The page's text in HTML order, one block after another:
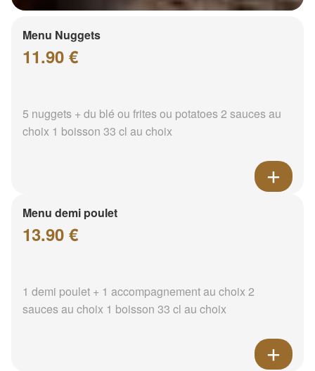
Menu Nuggets
11.90 €
5 nuggets + du blé ou frites ou potatoes 2 sauces au
choix 1 boisson 33 cl au choix
Menu demi poulet
13.90 €
1 demi poulet + 1 accompagnement au choix 2
sauces au choix 1 boisson 33 cl au choix